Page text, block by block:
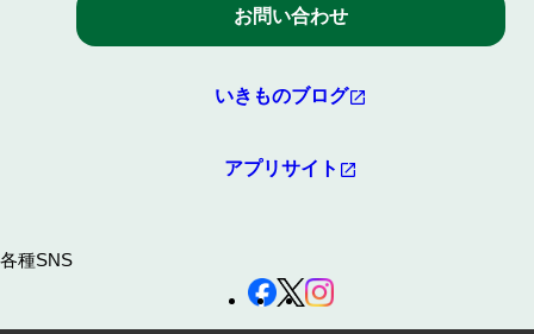
お問い合わせ
いきものブログ
アプリサイト
各種SNS